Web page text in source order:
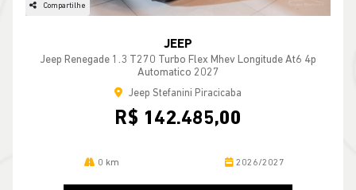
Compartilhe
JEEP
Jeep Renegade 1.3 T270 Turbo Flex Mhev Longitude At6 4p
Automatico 2027
Jeep Stefanini Piracicaba
R$ 142.485,00
0 km 2026/2027